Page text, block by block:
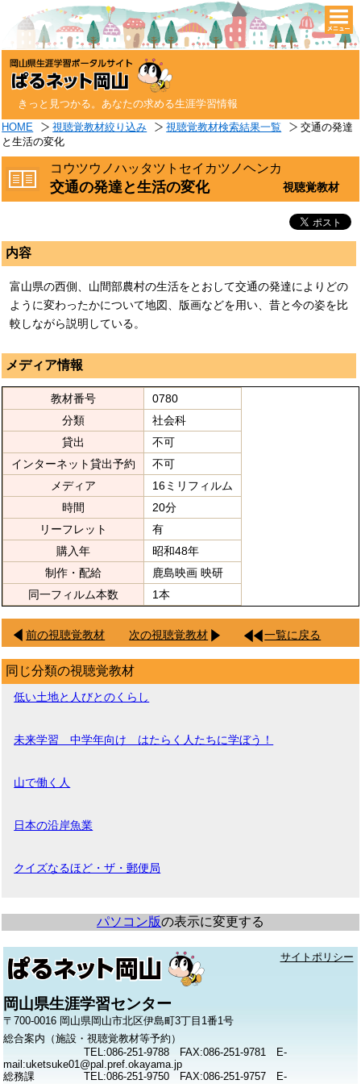
きっと見つかる。あなたの求める生涯学習情報
HOME 視聴覚教材絞り込み 視聴覚教材検索結果一覧
交通の発達
と生活の変化
コウツウノハッタツトセイカツノヘンカ
交通の発達と生活の変化 視聴覚教材
内容
富山県の西側、山間部農村の生活をとおして交通の発達によりどの
ように変わったかについて地図、版画などを用い、昔と今の姿を比
較しながら説明している。
メディア情報
教材番号
0780
分類
社会科
貸出
不可
インターネット貸出予約
不可
メディア
16ミリフィルム
時間
20分
リーフレット
有
購入年
昭和48年
制作・配給
鹿島映画 映研
同一フィルム本数
1本
前の視聴覚教材 次の視聴覚教材 一覧に戻る
同じ分類の視聴覚教材
低い土地と人びとのくらし
未来学習 中学年向け はたらく人たちに学ぼう！
山で働く人
日本の沿岸魚業
クイズなるほど・ザ・郵便局
パソコン版の表示に変更する
サイトポリシー
岡山県生涯学習センター
〒700-0016 岡山県岡山市北区伊島町3丁目1番1号
総合案内（施設・視聴覚教材等予約）
TEL:086-251-9788 FAX:086-251-9781 E-
mail:uketsuke01@pal.pref.okayama.jp
総務課
TEL:086-251-9750 FAX:086-251-9757 E-